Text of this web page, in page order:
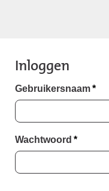
Inloggen
Gebruikersnaam*
Wachtwoord *